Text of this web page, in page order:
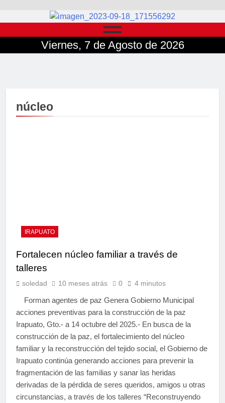
Viernes, 7 de Agosto de 2026
núcleo
IRAPUATO
Fortalecen núcleo familiar a través de
talleres
soledad 10 meses atrás 0 4 minutos
Forman agentes de paz Genera Gobierno Municipal
acciones preventivas para la construcción de la paz
Irapuato, Gto.- a 14 octubre del 2025.- En busca de la
construcción de la paz, el fortalecimiento del núcleo
familiar y la reconstrucción del tejido social, el Gobierno de
Irapuato continúa generando acciones para prevenir la
fragmentación de las familias y sanar las heridas
derivadas de la pérdida de seres queridos, amigos u otras
circunstancias, a través de los talleres “Reconstruyendo